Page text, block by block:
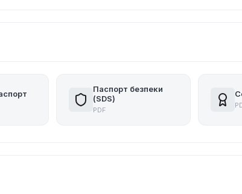
Паспорт безпеки
(SDS)
PDF